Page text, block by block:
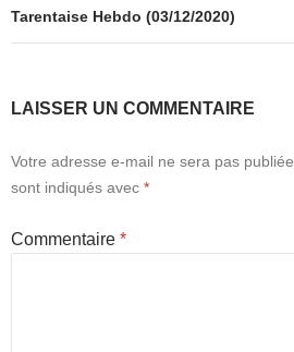
Tarentaise Hebdo (03/12/2020)
LAISSER UN COMMENTAIRE
Votre adresse e-mail ne sera pas publiée.
sont indiqués avec *
Commentaire *